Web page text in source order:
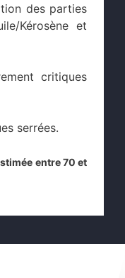
des parties
Kérosène et
critiques
serrées.
entre 70 et